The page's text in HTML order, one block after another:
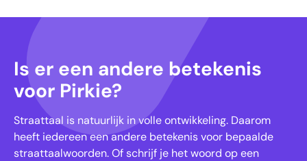
Is er een andere betekenis
voor Pirkie?
Straattaal is natuurlijk in volle ontwikkeling. Daarom
heeft iedereen een andere betekenis voor bepaalde
straattaalwoorden. Of schrijf je het woord op een